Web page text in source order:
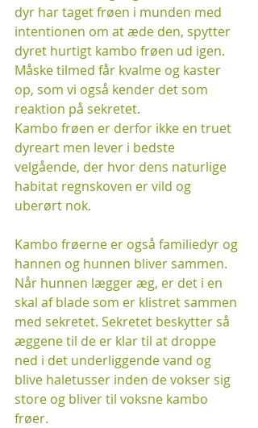
dyr har taget frøen i munden med
intentionen om at æde den, spytter
dyret hurtigt kambo frøen ud igen.
Måske tilmed får kvalme og kaster
op, som vi også kender det som
reaktion på sekretet.
Kambo frøen er derfor ikke en truet
dyreart men lever i bedste
velgående, der hvor dens naturlige
habitat regnskoven er vild og
uberørt nok.
Kambo frøerne er også familiedyr og
hannen og hunnen bliver sammen.
Når hunnen lægger æg, er det i en
skal af blade som er klistret sammen
med sekretet. Sekretet beskytter så
æggene til de er klar til at droppe
ned i det underliggende vand og
blive haletusser inden de vokser sig
store og bliver til voksne kambo
frøer.